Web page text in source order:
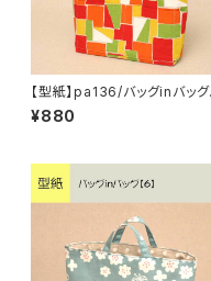
【型紙】pa136/バッグinバッグ
【4】
¥880